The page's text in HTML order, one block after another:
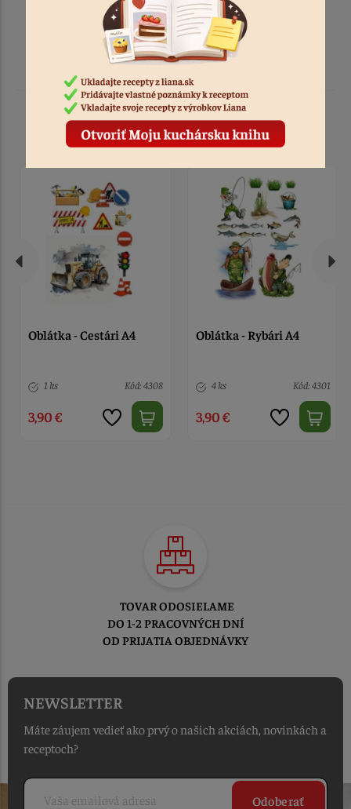
Podobné produkty
Oblátka - Cestári A4
1 ks Kód: 4308
3,90 €
Oblátka - Rybári A4
4 ks Kód: 4301
3,90 €
TOVAR ODOSIELAME
DO 1-2 PRACOVNÝCH DNÍ
OD PRIJATIA OBJEDNÁVKY
NEWSLETTER
Máte záujem vedieť ako prvý o našich akciách, novinkách a
receptoch?
Odoberať